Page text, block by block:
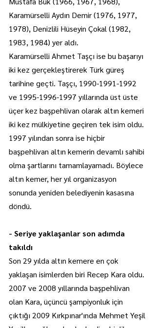
Karamürselli Aydın Demir (1976, 1977,
1978), Denizlili Hüseyin Çokal (1982,
1983, 1984) yer aldı.
Karamürselli Ahmet Taşçı ise bu başarıyı
iki kez gerçekleştirerek Türk güreş
tarihine geçti. Taşçı, 1990-1991-1992
ve 1995-1996-1997 yıllarında üst üste
üçer kez başpehlivan olarak altın kemeri
iki kez mülkiyetine geçiren tek isim oldu.
1997 yılından sonra ise hiçbir
başpehlivan altın kemerin devamlı sahibi
olma şartlarını tamamlayamadı. Böylece
altın kemer, her yıl organizasyon
sonunda yeniden belediyenin kasasına
döndü.
- Seriye yaklaşanlar son adımda
takıldı
Son 29 yılda altın kemere en çok
yaklaşan isimlerden biri Recep Kara oldu.
2007 ve 2008 yıllarında başpehlivan
olan Kara, üçüncü şampiyonluk için
çıktığı 2009 Kırkpınar'ında Mehmet Yeşil